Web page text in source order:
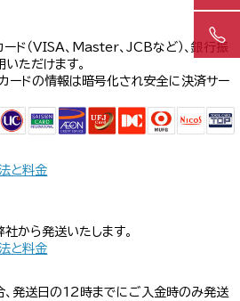
ード（VISA、Master、JCBなど）、銀行振
いただけます。
ードの情報は暗号化され安全に決済サー
と料金
から発送いたします。
と料金
発送日の12時までにご入金時のみ発送